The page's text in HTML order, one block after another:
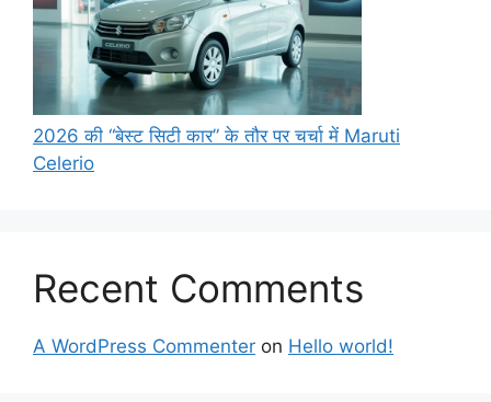
2026 की “बेस्ट सिटी कार” के तौर पर चर्चा में Maruti
Celerio
Recent Comments
A WordPress Commenter on Hello world!